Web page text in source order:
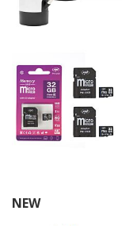
NEW